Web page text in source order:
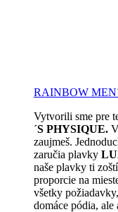
RAINBOW
Vytvorili sme pre
´S PHYSIQUE.
zaujmeš.
zaručia plavky
naše plavky ti
proporcie na
všetky
domáce pódia, ale